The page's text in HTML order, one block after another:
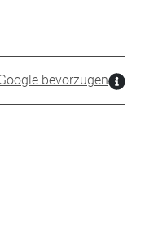
bevorzugen